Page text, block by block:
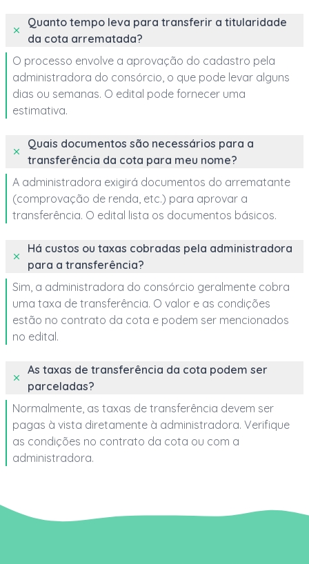
Quanto tempo leva para transferir a titularidade
da cota arrematada?
O processo envolve a aprovação do cadastro pela
administradora do consórcio, o que pode levar alguns
dias ou semanas. O edital pode fornecer uma
estimativa.
Quais documentos são necessários para a
transferência da cota para meu nome?
A administradora exigirá documentos do arrematante
(comprovação de renda, etc.) para aprovar a
transferência. O edital lista os documentos básicos.
Há custos ou taxas cobradas pela administradora
para a transferência?
Sim, a administradora do consórcio geralmente cobra
uma taxa de transferência. O valor e as condições
estão no contrato da cota e podem ser mencionados
no edital.
As taxas de transferência da cota podem ser
parceladas?
Normalmente, as taxas de transferência devem ser
pagas à vista diretamente à administradora. Verifique
as condições no contrato da cota ou com a
administradora.